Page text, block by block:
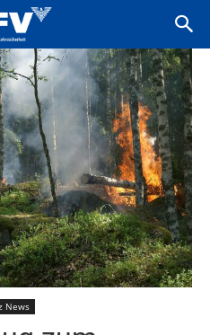
News